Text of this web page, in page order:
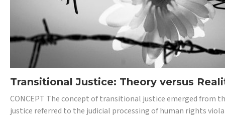
Transitional Justice: Theory versus
CONCEPT The concept of transitional justice emerged
justice referred to the judicial processing of human rights